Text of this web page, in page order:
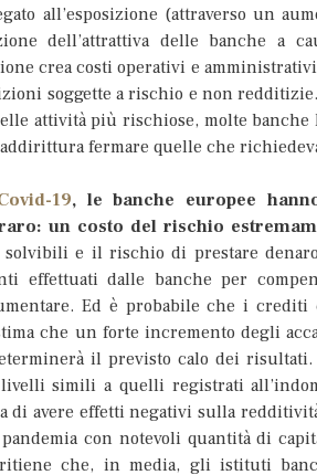
all’esposizione (attraverso un
dell’attrattiva delle banche a
crea costi operativi e
soggette a rischio e non
attività più rischiose, molte
fermare quelle che
19, le banche europee
un costo del rischio
e il rischio di prestare
effettuati dalle banche per
Ed è probabile che i crediti
che un forte incremento degli
il previsto calo dei
simili a quelli registrati
di avere effetti negativi sulla
con notevoli quantità di
ritiene che, in media, gli istituti